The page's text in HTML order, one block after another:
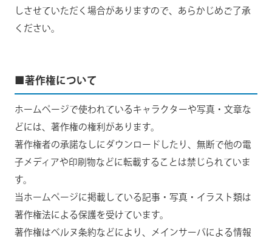
しさせていただく場合がありますので、あらかじめご了承
ください。
■著作権について
ホームページで使われているキャラクターや写真・文章な
どには、著作権の権利があります。
著作権者の承諾なしにダウンロードしたり、無断で他の電
子メディアや印刷物などに転載することは禁じられていま
す。
当ホームページに掲載している記事・写真・イラスト類は
著作権法による保護を受けています。
著作権はベルヌ条約などにより、メインサーバによる情報